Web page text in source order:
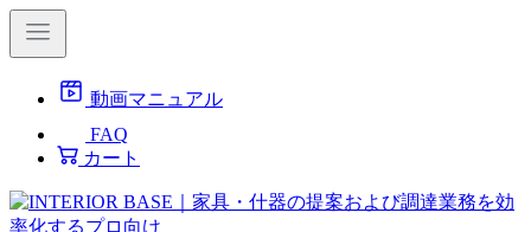
動画マニュアル
FAQ
カート